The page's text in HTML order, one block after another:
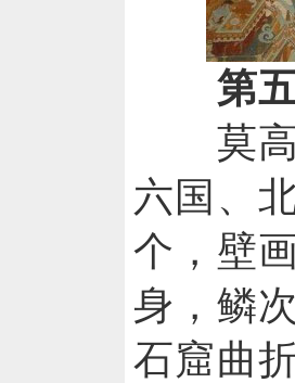
第
莫高
六国、
个，壁
身，鳞
石窟曲